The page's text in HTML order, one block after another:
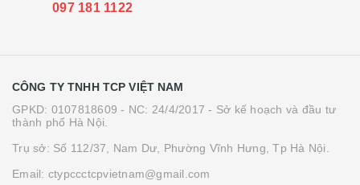
097 181 1122
CÔNG TY TNHH TCP VIỆT NAM
GPKD: 0107818609 - NC: 24/4/2017 - Sở kế hoạch và đầu tư
thành phố Hà Nội.
Trụ sở: Số 112/37, Nam Dư, Phường Vĩnh Hưng, Tp Hà Nội.
Email: ctypccctcpvietnam@gmail.com